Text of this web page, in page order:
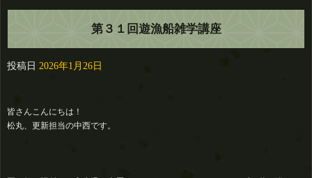
第３１回遊漁船雑学講座
投稿日 2026年1月26日
皆さんこんにちは！
松丸、更新担当の中西です。